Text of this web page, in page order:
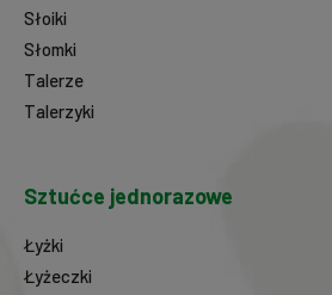
Słoiki
Słomki
Talerze
Talerzyki
Sztućce jednorazowe
Łyżki
Łyżeczki